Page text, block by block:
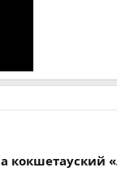
кокшетауский